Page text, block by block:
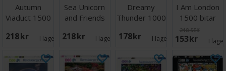
Autumn
Viaduct 1500
218 SEK I lager: 4
Sea Unicorn
and Friends
218 SEK I lager:
Dreamy
Thunder 1000
178 SEK I lager: 2
I Am London
1500 bitar
Pussel
218 SEK
153 SEK I